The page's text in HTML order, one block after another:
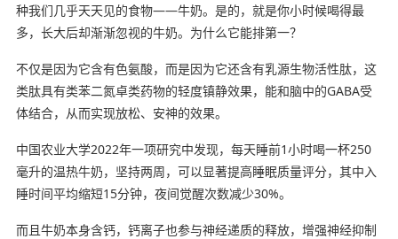
种我们几乎天天见的食物——牛奶。是的，就是你小时候喝得最
多，长大后却渐渐忽视的牛奶。为什么它能排第一？
不仅是因为它含有色氨酸，而是因为它还含有乳源生物活性肽，这
类肽具有类苯二氮卓类药物的轻度镇静效果，能和脑中的GABA受
体结合，从而实现放松、安神的效果。
中国农业大学2022年一项研究中发现，每天睡前1小时喝一杯250
毫升的温热牛奶，坚持两周，可以显著提高睡眠质量评分，其中入
睡时间平均缩短15分钟，夜间觉醒次数减少30%。
而且牛奶本身含钙，钙离子也参与神经递质的释放，增强神经抑制